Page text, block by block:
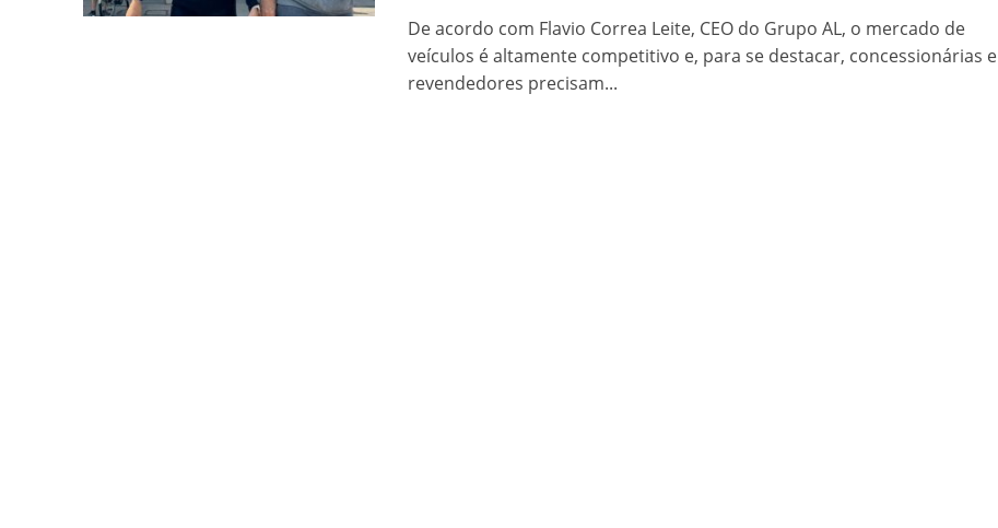
De acordo com Flavio Correa Leite, CEO do Grupo AL, o mercado de
veículos é altamente competitivo e, para se destacar, concessionárias e
revendedores precisam...